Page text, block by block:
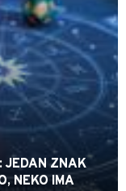
JEDAN ZNAK
NEKO IMA